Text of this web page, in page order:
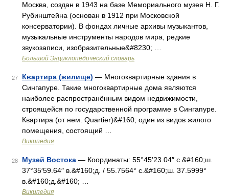
Москва, создан в 1943 на базе Мемориального музея Н. Г.
Рубинштейна (основан в 1912 при Московской
консерватории). В фондах личные архивы музыкантов,
музыкальные инструменты народов мира, редкие
звукозаписи, изобразительные&#8230; …
Большой Энциклопедический словарь
27 Квартира (жилище) — Многоквартирные здания в
Сингапуре. Такие многоквартирные дома являются
наиболее распространённым видом недвижимости,
строящейся по государственной программе в Сингапуре.
Квартира (от нем. Quartier)&#160; один из видов жилого
помещения, состоящий …
Википедия
28 Музей Востока — Координаты: 55°45′23.04″ с.&#160;ш.
37°35′59.64″ в.&#160;д. / 55.7564° с.&#160;ш. 37.5999°
в.&#160;д.&#160; …
Википедия